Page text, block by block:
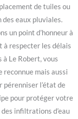
de tuiles ou
des eaux pluviales.
un point d’honneur à
respecter les délais
à Le Robert, vous
reconnue mais aussi
pérenniser l’état de
pour protéger votre
infiltrations d’eau